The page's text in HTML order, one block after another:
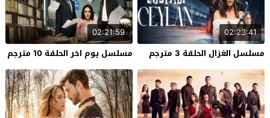
02:23:41
مسلسل الغزال الحلقة 3 مترجم
02:21:59
مسلسل يوم اخر الحلقة 10 مترجم